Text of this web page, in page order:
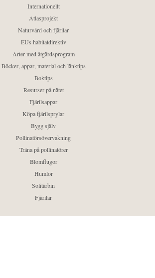
Internationellt
Atlasprojekt
Naturvård och fjärilar
EUs habitatdirektiv
Arter med åtgärdsprogram
Böcker, appar, material och länktips
Boktips
Resurser på nätet
Fjärilsappar
Köpa fjärilsprylar
Bygg själv
Pollinatörsövervakning
Träna på pollinatörer
Blomflugor
Humlor
Solitärbin
Fjärilar